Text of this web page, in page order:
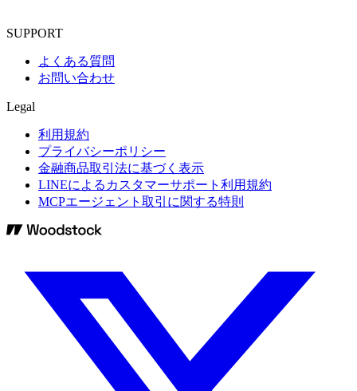
SUPPORT
よくある質問
お問い合わせ
Legal
利用規約
プライバシーポリシー
金融商品取引法に基づく表示
LINEによるカスタマーサポート利用規約
MCPエージェント取引に関する特則